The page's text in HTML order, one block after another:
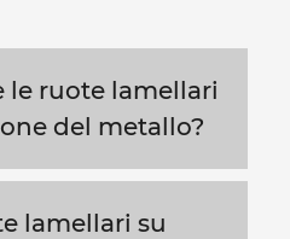
le ruote lamellari
del metallo?
lamellari su